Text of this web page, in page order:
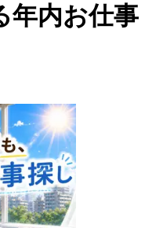
年内お仕事